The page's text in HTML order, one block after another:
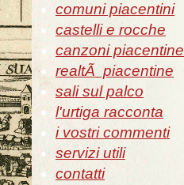
comuni piacentini
castelli e rocche
canzoni piacentine
realtÃ piacentine
sali sul palco
l'urtiga racconta
i vostri commenti
servizi utili
contatti